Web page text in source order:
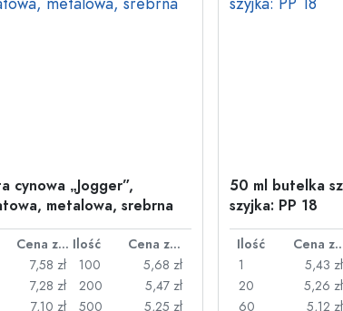
cynowa „Jogger”,
metalowa, srebrna
Cena za sztukę Ilość
Cena za sztukę
7,58 zł
7,28 zł
7,10 zł
100
5,68 zł
200
5,47 zł
500
5,25 zł
50 ml butelka
szyjka: PP 18
Ilość Cena za
1
5,43 zł
20
5,26 zł
60
5,12 zł